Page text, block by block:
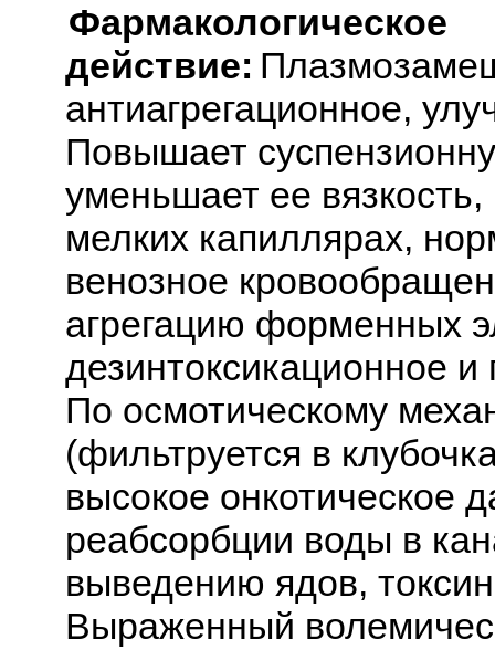
Фармакологическое
действие:
антиагрегационное,
Повышает
уменьшает ее вязкость,
мелких капиллярах,
венозное
агрегацию форменных
дезинтоксикационное
По осмотическому
(фильтруется в
высокое онкотическое
реабсорбции воды в
выведению ядов,
Выраженный